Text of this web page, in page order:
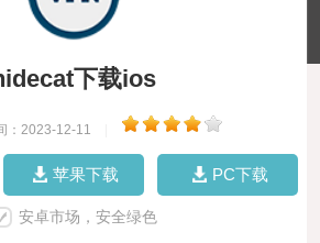
下载ios
：2023-12-11
苹果下载 PC下载
安卓市场，安全绿色